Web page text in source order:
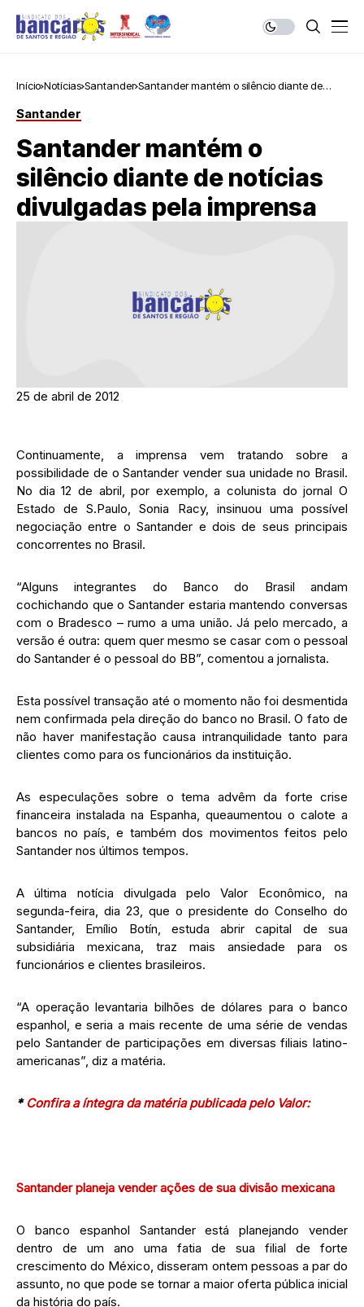
Início Notícias Santander Santander mantém o silêncio diante de
Santander
Santander mantém o
silêncio diante de notícias
divulgadas pela imprensa
25 de abril de 2012
Continuamente, a imprensa vem tratando sobre a
possibilidade de o Santander vender sua unidade no Brasil.
No dia 12 de abril, por exemplo, a colunista do jornal O
Estado de S.Paulo, Sonia Racy, insinuou uma possível
negociação entre o Santander e dois de seus principais
concorrentes no Brasil.
“Alguns integrantes do Banco do Brasil andam
cochichando que o Santander estaria mantendo conversas
com o Bradesco – rumo a uma união. Já pelo mercado, a
versão é outra: quem quer mesmo se casar com o pessoal
do Santander é o pessoal do BB”, comentou a jornalista.
Esta possível transação até o momento não foi desmentida
nem confirmada pela direção do banco no Brasil. O fato de
não haver manifestação causa intranquilidade tanto para
clientes como para os funcionários da instituição.
As especulações sobre o tema advêm da forte crise
financeira instalada na Espanha, queaumentou o calote a
bancos no país, e também dos movimentos feitos pelo
Santander nos últimos tempos.
A última notícia divulgada pelo Valor Econômico, na
segunda-feira, dia 23, que o presidente do Conselho do
Santander, Emílio Botín, estuda abrir capital de sua
subsidiária mexicana, traz mais ansiedade para os
funcionários e clientes brasileiros.
“A operação levantaria bilhões de dólares para o banco
espanhol, e seria a mais recente de uma série de vendas
pelo Santander de participações em diversas filiais latino-
americanas”, diz a matéria.
*Confira a íntegra da matéria publicada pelo Valor:
Santander planeja vender ações de sua divisão mexicana
O banco espanhol Santander está planejando vender
dentro de um ano uma fatia de sua filial de forte
crescimento do México, disseram ontem pessoas a par do
assunto, no que pode se tornar a maior oferta pública inicial
da história do país.